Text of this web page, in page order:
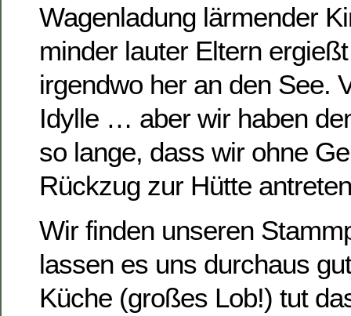
Wagenladung lärmender
minder lauter Eltern
irgendwo her an den See.
Idylle … aber wir haben
so lange, dass wir ohne
Rückzug zur Hütte
Wir finden unseren
lassen es uns durchaus
Küche (großes Lob!) tut